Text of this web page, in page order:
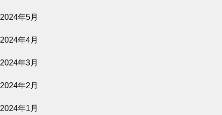
愛し合ってるかい？ 忌野清志郎が教えてく
2024年5月
2024年4月
2024年3月
2024年2月
2024年1月